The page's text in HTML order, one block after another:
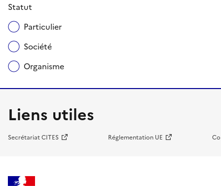
Statut
Particulier
Société
Organisme
Liens utiles
Secrétariat CITES Réglementation UE